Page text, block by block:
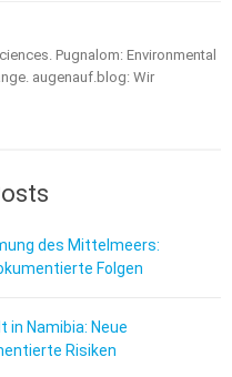
Pugnalom: Environmental
augenauf.blog: Wir
des Mittelmeers:
Folgen
in Namibia: Neue
Risiken